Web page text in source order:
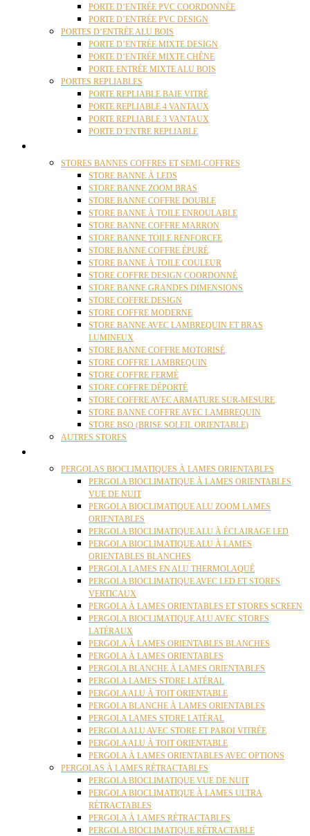
PORTE D’ENTRÉE PVC COORDONNÉE
PORTE D’ENTRÉE PVC DESIGN
PORTES D’ENTRÉE ALU BOIS
PORTE D’ENTRÉE MIXTE DESIGN
PORTE D’ENTRÉE MIXTE CHÊNE
PORTE ENTRÉE MIXTE ALU BOIS
PORTES REPLIABLES
PORTE REPLIABLE BAIE VITRÉ
PORTE REPLIABLE 4 VANTAUX
PORTE REPLIABLE 3 VANTAUX
PORTE D’ENTRE REPLIABLE
STORES BANNES COFFRES ET SEMI-COFFRES
STORE BANNE À LEDS
STORE BANNE ZOOM BRAS
STORE BANNE COFFRE DOUBLE
STORE BANNE À TOILE ENROULABLE
STORE BANNE COFFRE MARRON
STORE BANNE TOILE RENFORCEE
STORE BANNE COFFRE ÉPURÉ
STORE BANNE À TOILE COULEUR
STORE COFFRE DESIGN COORDONNÉ
STORE BANNE GRANDES DIMENSIONS
STORE COFFRE DESIGN
STORE COFFRE MODERNE
STORE BANNE AVEC LAMBREQUIN ET BRAS
LUMINEUX
STORE BANNE COFFRE MOTORISÉ
STORE COFFRE LAMBREQUIN
STORE COFFRE FERMÉ
STORE COFFRE DÉPORTÉ
STORE COFFRE AVEC ARMATURE SUR-MESURE
STORE BANNE COFFRE AVEC LAMBREQUIN
STORE BSO (BRISE SOLEIL ORIENTABLE)
AUTRES STORES
PERGOLAS BIOCLIMATIQUES À LAMES ORIENTABLES
PERGOLA BIOCLIMATIQUE À LAMES ORIENTABLES
VUE DE NUIT
PERGOLA BIOCLIMATIQUE ALU ZOOM LAMES
ORIENTABLES
PERGOLA BIOCLIMATIQUE ALU À ÉCLAIRAGE LED
PERGOLA BIOCLIMATIQUE ALU À LAMES
ORIENTABLES BLANCHES
PERGOLA LAMES EN ALU THERMOLAQUÉ
PERGOLA BIOCLIMATIQUE AVEC LED ET STORES
VERTICAUX
PERGOLA À LAMES ORIENTABLES ET STORES SCREEN
PERGOLA BIOCLIMATIQUE ALU AVEC STORES
LATÉRAUX
PERGOLA À LAMES ORIENTABLES BLANCHES
PERGOLA À LAMES ORIENTABLES
PERGOLA BLANCHE À LAMES ORIENTABLES
PERGOLA LAMES STORE LATÉRAL
PERGOLA ALU À TOIT ORIENTABLE
PERGOLA BLANCHE À LAMES ORIENTABLES
PERGOLA LAMES STORE LATÉRAL
PERGOLA ALU AVEC STORE ET PAROI VITRÉE
PERGOLA ALU À TOIT ORIENTABLE
PERGOLA À LAMES ORIENTABLES AVEC OPTIONS
PERGOLAS À LAMES RÉTRACTABLES
PERGOLA BIOCLIMATIQUE VUE DE NUIT
PERGOLA BIOCLIMATIQUE À LAMES ULTRA
RÉTRACTABLES
PERGOLA À LAMES RÉTRACTABLES
PERGOLA BIOCLIMATIQUE RÉTRACTABLE